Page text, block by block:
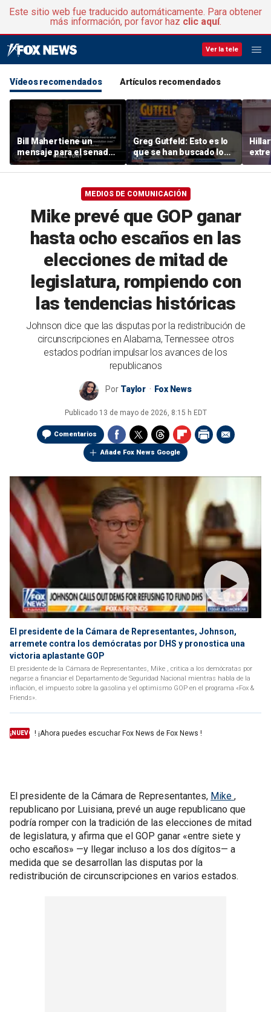
Este sitio web fue traducido automáticamente. Para obtener
más información, por favor haz clic aquí.
Ver la tele
Vídeos recomendados Artículos recomendados
Bill Maher tiene un
mensaje para el senador
Rand Paul después de
que este haya hecho
Greg Gutfeld: Esto es lo
que se han buscado los
demócratas
MEDIOS DE COMUNICACIÓN
Mike prevé que GOP ganar
hasta ocho escaños en las
elecciones de mitad de
legislatura, rompiendo con
las tendencias históricas
Johnson dice que las disputas por la redistribución de
circunscripciones en Alabama, Tennessee otros
estados podrían impulsar los avances de los
republicanos
Por Taylor Fox News
Publicado 13 de mayo de 2026, 8:15 h EDT
Comentarios
Añade Fox News Google
El presidente de la Cámara de Representantes, Johnson,
arremete contra los demócratas por DHS y pronostica una
victoria aplastante GOP
El presidente de la Cámara de Representantes, Mike , critica a los demócratas por
negarse a financiar el Departamento de Seguridad Nacional mientras habla de la
inflación, el impuesto sobre la gasolina y el optimismo GOP en el programa «Fox &
Friends».
¡NUEVO ! ¡Ahora puedes escuchar Fox News de Fox News !
El presidente de la Cámara de Representantes, Mike ,
republicano por Luisiana, prevé un auge republicano que
podría romper con la tradición de las elecciones de mitad
de legislatura, y afirma que el GOP ganar «entre siete y
ocho escaños» —y llegar incluso a los dos dígitos— a
medida que se desarrollan las disputas por la
redistribución de circunscripciones en varios estados.